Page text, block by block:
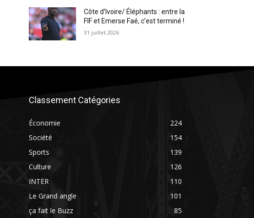
Côte d’Ivoire/ Éléphants : entre la
FIF et Emerse Faé, c’est terminé !
31 juillet 2026
Classement Catégories
Économie
224
Société
154
Sports
139
Culture
126
INTER
110
Le Grand angle
101
ça fait le Buzz
85